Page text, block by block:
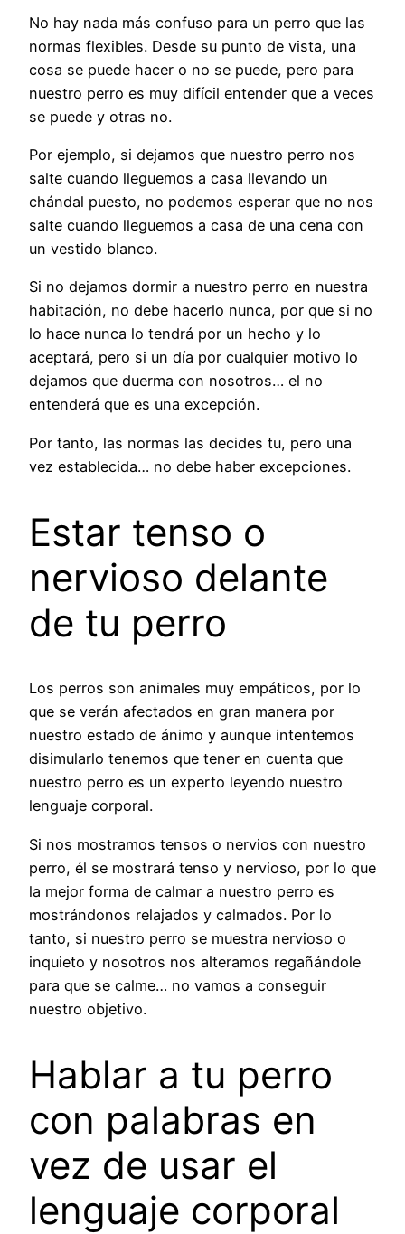
No hay nada más confuso para un perro que las
normas flexibles. Desde su punto de vista, una
cosa se puede hacer o no se puede, pero para
nuestro perro es muy difícil entender que a veces
se puede y otras no.
Por ejemplo, si dejamos que nuestro perro nos
salte cuando lleguemos a casa llevando un
chándal puesto, no podemos esperar que no nos
salte cuando lleguemos a casa de una cena con
un vestido blanco.
Si no dejamos dormir a nuestro perro en nuestra
habitación, no debe hacerlo nunca, por que si no
lo hace nunca lo tendrá por un hecho y lo
aceptará, pero si un día por cualquier motivo lo
dejamos que duerma con nosotros… el no
entenderá que es una excepción.
Por tanto, las normas las decides tu, pero una
vez establecida… no debe haber excepciones.
Estar tenso o
nervioso delante
de tu perro
Los perros son animales muy empáticos, por lo
que se verán afectados en gran manera por
nuestro estado de ánimo y aunque intentemos
disimularlo tenemos que tener en cuenta que
nuestro perro es un experto leyendo nuestro
lenguaje corporal.
Si nos mostramos tensos o nervios con nuestro
perro, él se mostrará tenso y nervioso, por lo que
la mejor forma de calmar a nuestro perro es
mostrándonos relajados y calmados. Por lo
tanto, si nuestro perro se muestra nervioso o
inquieto y nosotros nos alteramos regañándole
para que se calme… no vamos a conseguir
nuestro objetivo.
Hablar a tu perro
con palabras en
vez de usar el
lenguaje corporal